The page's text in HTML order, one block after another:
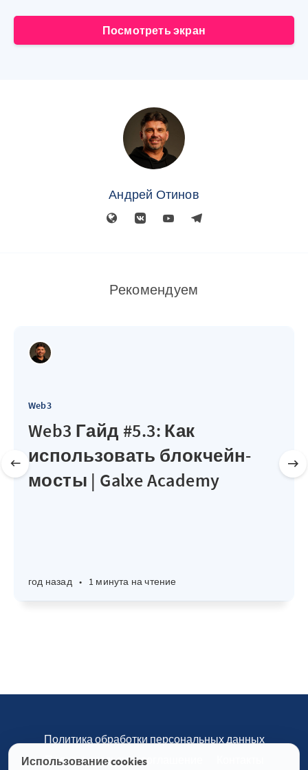
Посмотреть экран
Андрей Отинов
Рекомендуем
Web3
Web3 Гайд #5.3: Как
использовать блокчейн-
мосты | Galxe Academy
год назад • 1 минута на чтение
Использование cookies
Политика обработки персональных данных
Пользовательское соглашение